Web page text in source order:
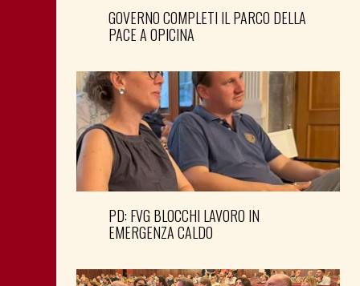
GOVERNO COMPLETI IL PARCO DELLA
PACE A OPICINA
PD: FVG BLOCCHI LAVORO IN
EMERGENZA CALDO